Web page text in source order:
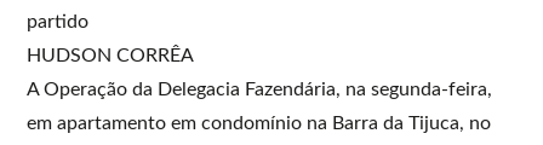
partido
HUDSON CORRÊA
A Operação da Delegacia Fazendária, na segunda-feira,
em apartamento em condomínio na Barra da Tijuca, no